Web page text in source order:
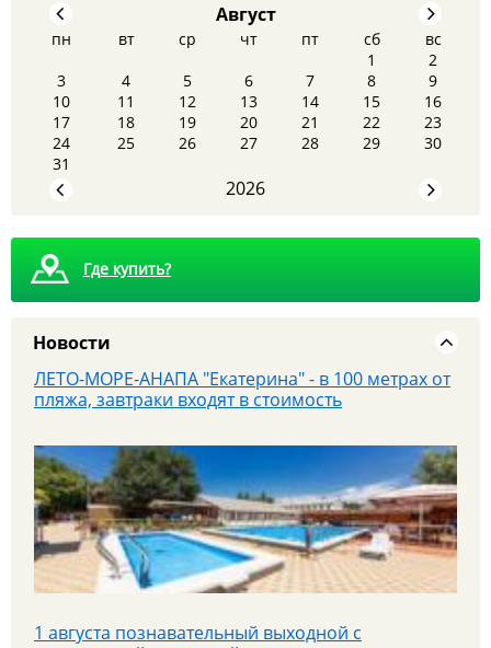
Август
пн вт ср чт пт сб
вс
1
2
3
4 5 6 7 8
9
10
11 12 13 14 15
16
17
18 19 20 21 22
23
24
25 26 27 28 29
30
31
2026
Где купить?
Новости
Кругосветка за 1 день? Легко! - 29 августа.
ЛЕТО-МОРЕ-АНАПА "Екатерина" - в 100 метрах от
пляжа, завтраки входят в стоимость
1 августа познавательный выходной с